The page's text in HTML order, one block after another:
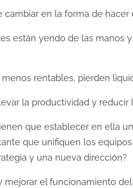
en la forma de hacer
están yendo de las manos
rentables, pierden
la productividad y reducir
que establecer en ella
que unifiquen los
y una nueva dirección?
el funcionamiento